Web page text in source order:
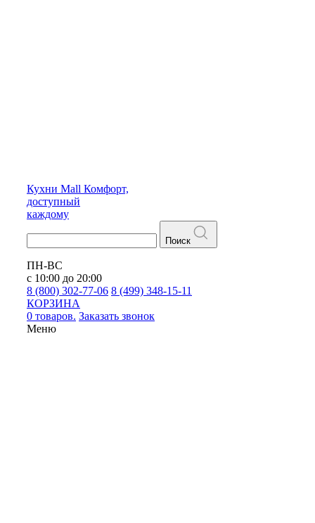
Кухни Mall Комфорт,
доступный
каждому
Поиск
ПН-ВС
с 10:00 до 20:00
8 (800) 302-77-06 8 (499) 348-15-11
КОРЗИНА
0 товаров. Заказать звонок
Меню